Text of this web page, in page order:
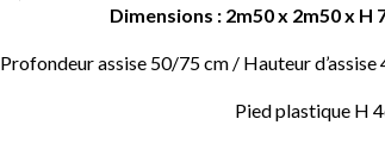
Dimensions : 2m50 x 2m50 x H
Profondeur assise 50/75 cm / Hauteur
Pied plastique H